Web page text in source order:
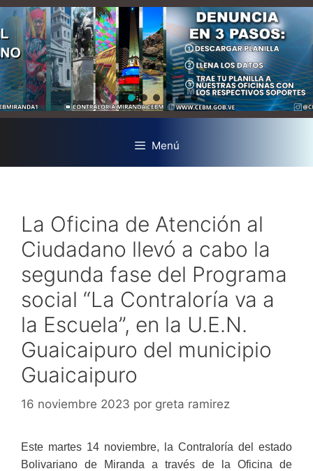
Menú
La Oficina de Atención al
Ciudadano llevó a cabo la
segunda fase del Programa
social “La Contraloría va a
la Escuela”, en la U.E.N.
Guaicaipuro del municipio
Guaicaipuro
16 noviembre 2023 por greta ramirez
Este martes 14 noviembre, la Contraloría del estado
Bolivariano de Miranda a través de la Oficina de